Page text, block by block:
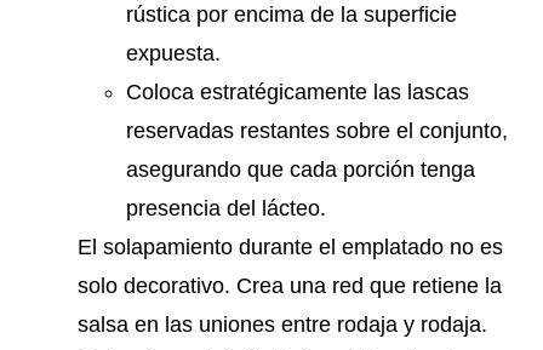
rústica por encima de la superficie
expuesta.
Coloca estratégicamente las lascas
reservadas restantes sobre el conjunto,
asegurando que cada porción tenga
presencia del lácteo.
El solapamiento durante el emplatado no es
solo decorativo. Crea una red que retiene la
salsa en las uniones entre rodaja y rodaja.